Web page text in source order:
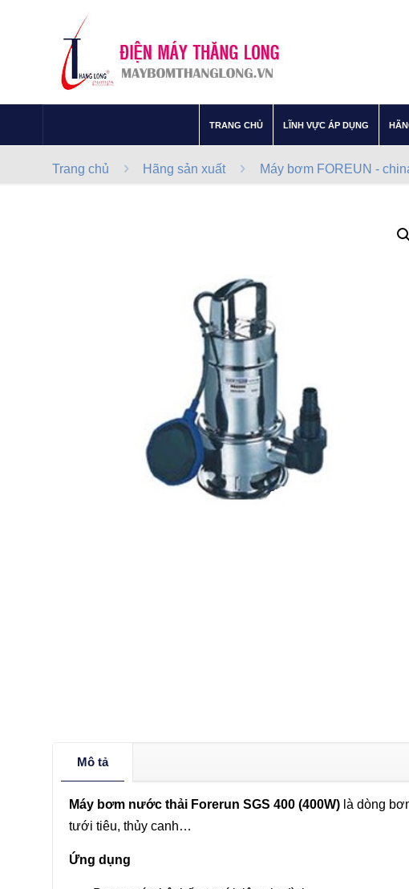
TRANG CHỦ LĨNH VỰC ÁP DỤNG
Trang chủ Hãng sản xuất Máy bơm FOREUN -
Mô tả
Máy bơm nước thải Forerun SGS 400 (400W)là dòng
tưới tiêu, thủy canh…
Ứng dụng